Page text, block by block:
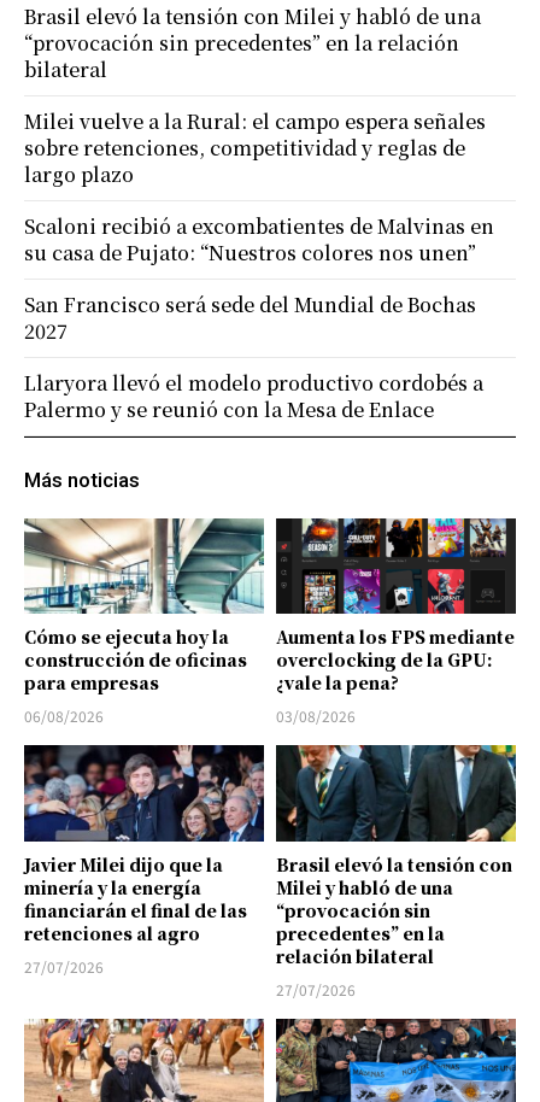
Más noticias
Cómo se ejecuta hoy la
construcción de oficinas
para empresas
06/08/2026
Aumenta los FPS mediante
overclocking de la GPU:
¿vale la pena?
03/08/2026
Javier Milei dijo que la
minería y la energía
financiarán el final de las
retenciones al agro
27/07/2026
Brasil elevó la tensión con
Milei y habló de una
“provocación sin
precedentes” en la
relación bilateral
27/07/2026
Brasil elevó la tensión con Milei y habló de una
“provocación sin precedentes” en la relación
bilateral
Milei vuelve a la Rural: el campo espera señales
sobre retenciones, competitividad y reglas de
largo plazo
Scaloni recibió a excombatientes de Malvinas en
su casa de Pujato: “Nuestros colores nos unen”
San Francisco será sede del Mundial de Bochas
2027
Llaryora llevó el modelo productivo cordobés a
Palermo y se reunió con la Mesa de Enlace